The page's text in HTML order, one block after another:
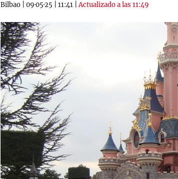
Bilbao 09·05·25 11:41 |Actualizado a las 11:49